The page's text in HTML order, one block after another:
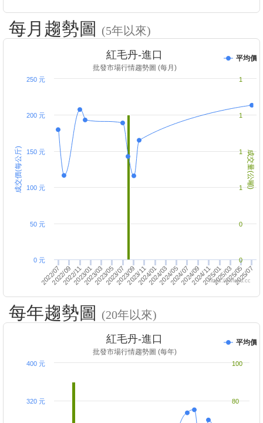
每月趨勢圖 (5年以來)
成交價(每公斤) 成交量(公噸)
紅毛丹-進口
批發市場行情趨勢圖 (每月)
平均價
2022/072022/092022/112023/012023/032023/052023/072023/092023/112024/012024/032024/052024/072024/092024/112025/012025/032025/052025/07
0 元
50 元
100 元
150 元
200 元
250 元
0
0
1
1
1
1
https://twfood.cc
每年趨勢圖 (20年以來)
紅毛丹-進口
批發市場行情趨勢圖 (每年)
平均價
320 元
400 元
80
100